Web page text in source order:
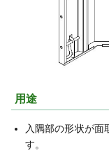
用途
入隅部の形状が面
す。